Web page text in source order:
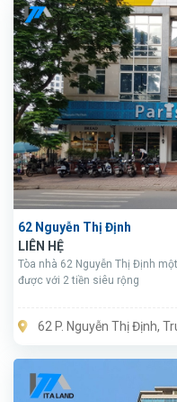
62 Nguyễn Thị Định
LIÊN HỆ
Tòa nhà 62 Nguyễn Thị Định
được với 2 tiền siêu rộng
62 P. Nguyễn Thị Định,